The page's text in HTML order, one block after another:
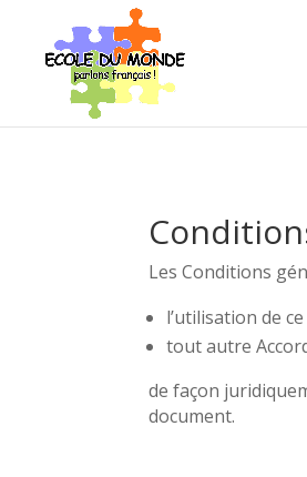
Les Conditions
l’utilisation de
tout autre
de façon
document.